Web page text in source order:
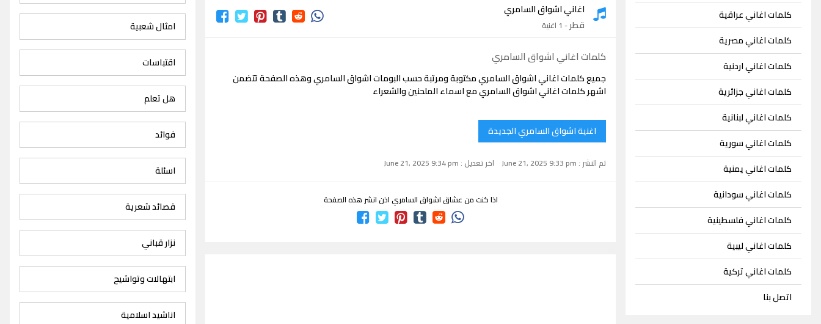
كلمات اغاني عراقية
كلمات اغاني مصرية
كلمات اغاني اردنية
كلمات اغاني جزائرية
كلمات اغاني لبنانية
كلمات اغاني سورية
كلمات اغاني يمنية
كلمات اغاني سودانية
كلمات اغاني فلسطينية
كلمات اغاني ليبية
كلمات اغاني تركية
اتصل بنا
اغاني اشواق السامري
قطر- 1 اغنية
كلمات اغاني اشواق السامري
جميع كلمات اغاني اشواق السامري مكتوبة ومرتبة حسب البومات اشواق السامري وهذه الصفحة تتضمن
اشهر كلمات اغاني اشواق السامري مع اسماء الملحنين والشعراء
اغنية اشواق السامري الجديدة
تم النشر : June 21, 2025 9:33 pm اخر تعديل : June 21, 2025 9:34 pm
اذا كنت من عشاق اشواق السامري اذن انشر هذه الصفحة
امثال شعبية
اقتباسات
هل تعلم
فوائد
اسئلة
قصائد شعرية
نزار قباني
ابتهالات وتواشيح
اناشيد اسلامية